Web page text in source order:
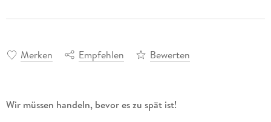
Merken Empfehlen Bewerten
Wir müssen handeln, bevor es zu spät ist!